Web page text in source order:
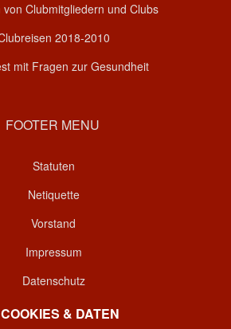
von Clubmitgliedern und Clubs
2018-2010
mit Fragen zur Gesundheit
FOOTER MENU
Statuten
Netiquette
Vorstand
Impressum
Datenschutz
Kontakt& DATEN